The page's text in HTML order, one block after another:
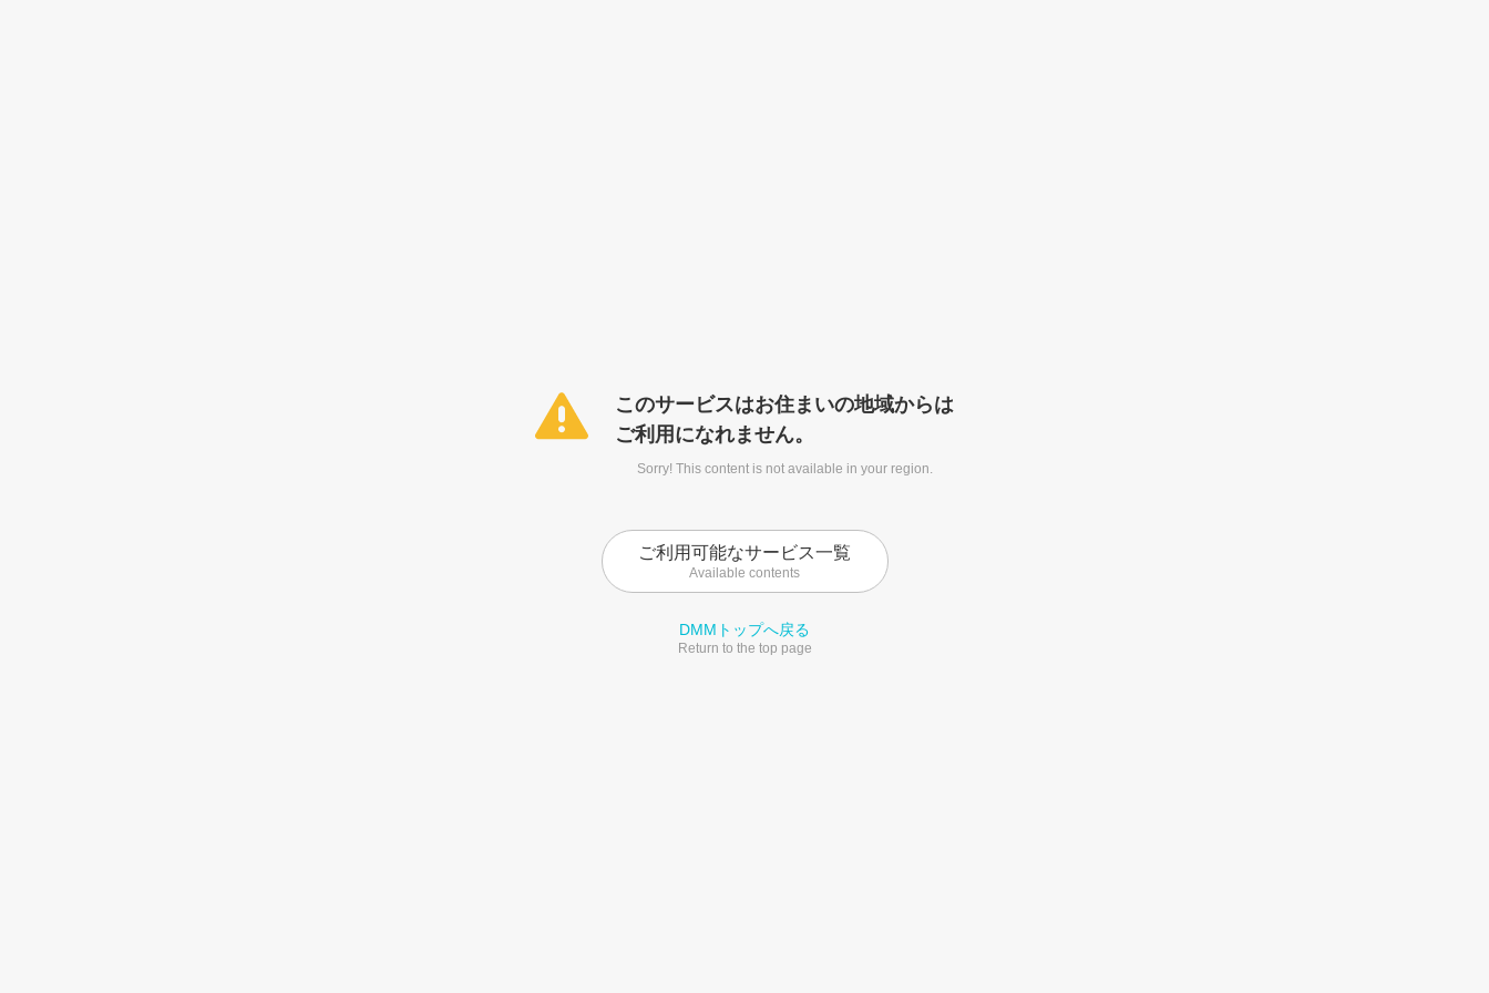
このサービスはお住まいの地域からは
ご利用になれません。
Sorry! This content is not available in your region.
ご利用可能なサービス一覧
Available contents
DMMトップへ戻る
Return to the top page